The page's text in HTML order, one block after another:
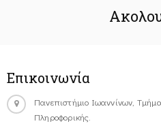
Επικοινωνία
Πανεπιστήμιο Ιωαννίνων,
Πληροφορικής.